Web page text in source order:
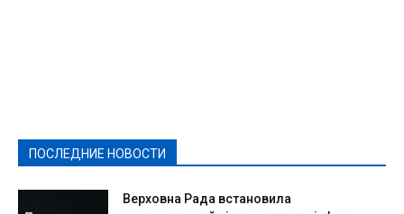
ПОСЛЕДНИЕ НОВОСТИ
Верховна Рада встановила